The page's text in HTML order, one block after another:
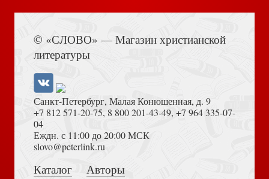
Князь Владимир и истоки русской традиции...
Древнееврейский язык: учебник
Толкование на Апокалипсис (Тихоний Африканский)
© «СЛОВО» — Магазин христианской
литературы
Санкт-Петербург, Малая Конюшенная, д. 9
+7 812 571-20-75, 8 800 201-43-49, +7 964 335-07-
04
Еждн. с 11:00 до 20:00 МСК
slovo@peterlink.ru
Каталог
Авторы